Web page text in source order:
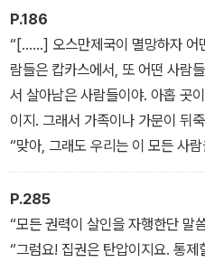
마야는 바그너 교수와 동행하며 전
이를 묵인하고 동조한 여러 국가
인류 역사의 이면을 되짚고 국가
에서 마야는 잔혹한 가족사의 비
주한 마야는 보수적이고 억압적인
너 교수를 위한 마지막 선물을 준
P.186
“[……] 오스만제국이 멸망하자 어
람들은 캅카스에서, 또 어떤 사람
서 살아남은 사람들이야. 아홉 곳
이지. 그래서 가족이나 가문이 뒤
“맞아, 그래도 우리는 이 모든 사
“민족의 개념이 아니라, 튀르키예
아 아나톨리아반도로 피신해 온 사
로운 인생, 새로운 국가, 새로운 국
민족을 이야기하는 게 아니야.”
P.285
“모든 권력이 살인을 자행한단 말
“그럼요! 집권은 탄압이지요. 통